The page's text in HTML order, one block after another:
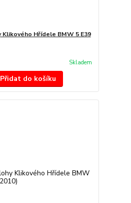
Klikového Hřídele BMW 5 E39
Skladem
Přidat do košíku